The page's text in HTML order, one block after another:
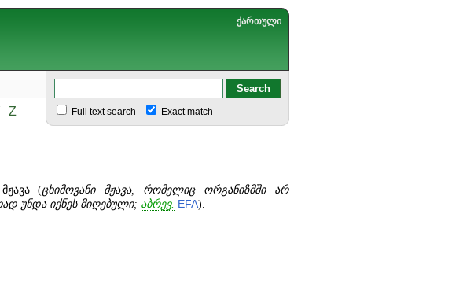
ქართული
Z Full text search Exact match
(ცხიმოვანი მჟავა, რომელიც ორგანიზმში არ
უნდა იქნეს მიღებული; აბრევ. EFA).